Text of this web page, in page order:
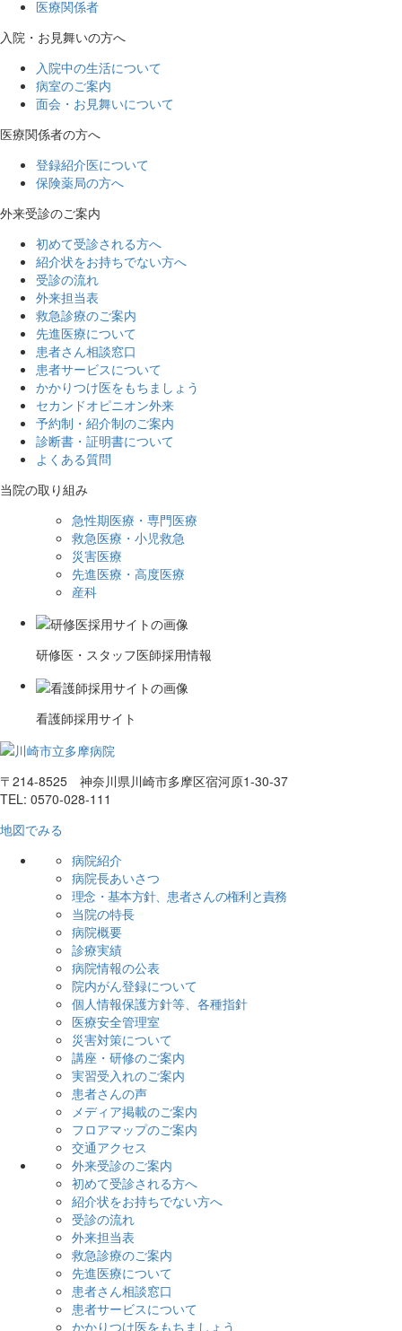
医療関係者
入院・お見舞いの方へ
入院中の生活について
病室のご案内
面会・お見舞いについて
医療関係者の方へ
登録紹介医について
保険薬局の方へ
外来受診のご案内
初めて受診される方へ
紹介状をお持ちでない方へ
受診の流れ
外来担当表
救急診療のご案内
先進医療について
患者さん相談窓口
患者サービスについて
かかりつけ医をもちましょう
セカンドオピニオン外来
予約制・紹介制のご案内
診断書・証明書について
よくある質問
当院の取り組み
急性期医療・専門医療
救急医療・小児救急
災害医療
先進医療・高度医療
産科
研修医・スタッフ医師採用情報
看護師採用サイト
〒214-8525 神奈川県川崎市多摩区宿河原1-30-37
TEL: 0570-028-111
地図でみる
病院紹介
病院長あいさつ
理念・基本方針、患者さんの権利と責務
当院の特長
病院概要
診療実績
病院情報の公表
院内がん登録について
個人情報保護方針等、各種指針
医療安全管理室
災害対策について
講座・研修のご案内
実習受入れのご案内
患者さんの声
メディア掲載のご案内
フロアマップのご案内
交通アクセス
外来受診のご案内
初めて受診される方へ
紹介状をお持ちでない方へ
受診の流れ
外来担当表
救急診療のご案内
先進医療について
患者さん相談窓口
患者サービスについて
かかりつけ医をもちましょう